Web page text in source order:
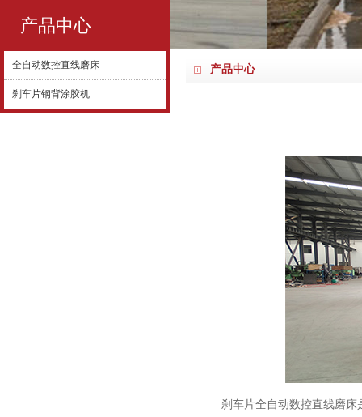
产品中心
刹车片全自动数控直线磨床
产品中心
全自动数控直线磨床
刹车片钢背涂胶机